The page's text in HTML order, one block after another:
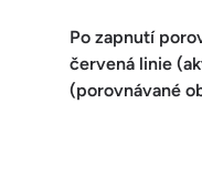
Po zapnutí
červená linie
(porovnávané